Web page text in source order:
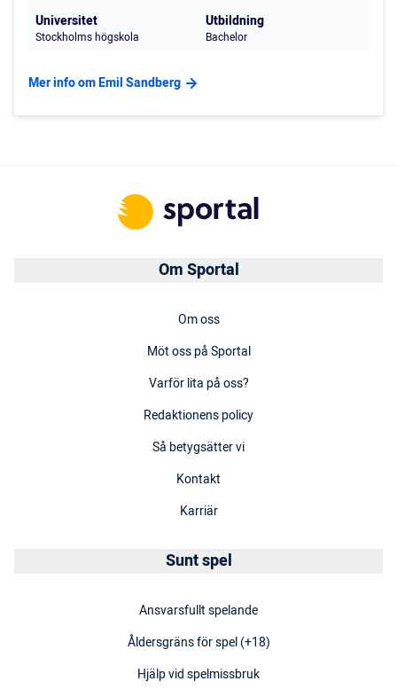
Universitet
Stockholms högskola
Utbildning
Bachelor
Mer info om Emil Sandberg
Om Sportal
Om oss
Möt oss på Sportal
Varför lita på oss?
Redaktionens policy
Så betygsätter vi
Kontakt
Karriär
Sunt spel
Ansvarsfullt spelande
Åldersgräns för spel (+18)
Hjälp vid spelmissbruk